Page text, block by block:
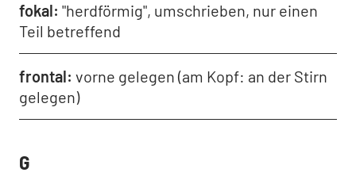
fokal "herdförmig", umschrieben, nur einen
Teil betreffend
frontal vorne gelegen (am Kopf: an der Stirn
gelegen)
G